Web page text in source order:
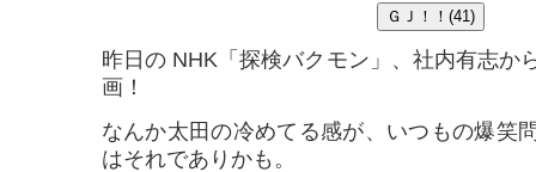
昨日の NHK「探検バクモン」、社内有志か
画！
なんか太田の冷めてる感が、いつもの爆笑
はそれでありかも。